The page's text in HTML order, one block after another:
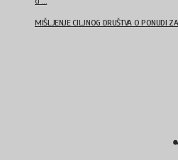
MIŠLJENJE CILJNOG DRUŠTVA O PONUDI